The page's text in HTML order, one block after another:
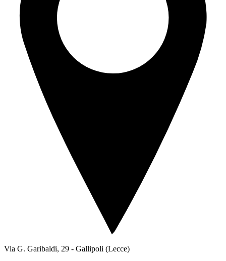
Via G. Garibaldi, 29 - Gallipoli (Lecce)